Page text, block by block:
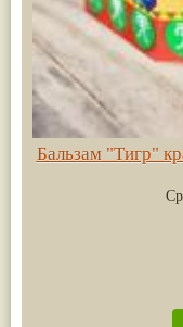
Бальзам "Тигр"